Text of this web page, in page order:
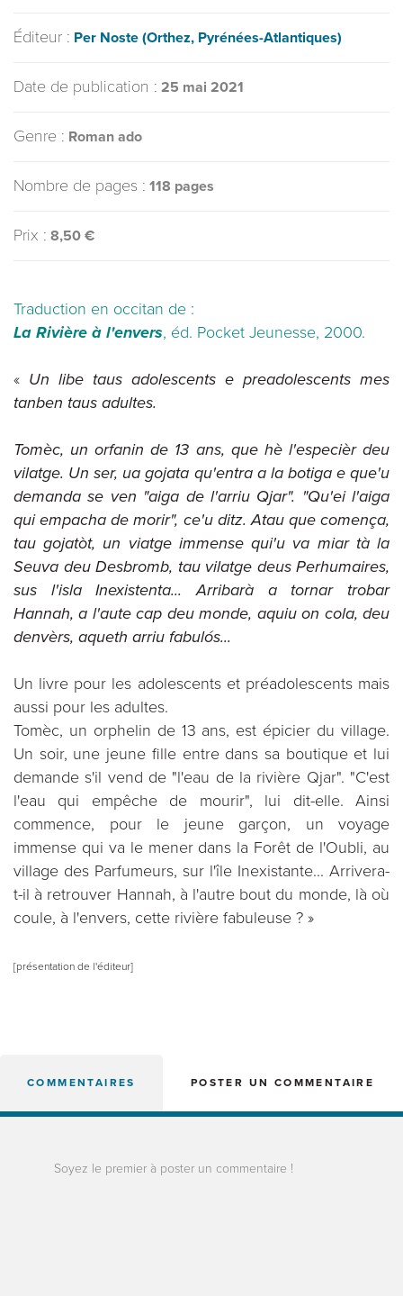
Éditeur : Per Noste (Orthez, Pyrénées-Atlantiques)
Date de publication : 25 mai 2021
Genre : Roman ado
Nombre de pages : 118 pages
Prix : 8,50 €
Traduction en occitan de :
La Rivière à l'envers, éd. Pocket Jeunesse, 2000.
« Un libe taus adolescents e preadolescents mes
tanben taus adultes.
Tomèc, un orfanin de 13 ans, que hè l'especièr deu
vilatge. Un ser, ua gojata qu'entra a la botiga e que'u
demanda se ven "aiga de l'arriu Qjar". "Qu'ei l'aiga
qui empacha de morir", ce'u ditz. Atau que comença,
tau gojatòt, un viatge immense qui'u va miar tà la
Seuva deu Desbromb, tau vilatge deus Perhumaires,
sus l'isla Inexistenta... Arribarà a tornar trobar
Hannah, a l'aute cap deu monde, aquiu on cola, deu
denvèrs, aqueth arriu fabulós...
Un livre pour les adolescents et préadolescents mais
aussi pour les adultes.
Tomèc, un orphelin de 13 ans, est épicier du village.
Un soir, une jeune fille entre dans sa boutique et lui
demande s'il vend de "l'eau de la rivière Qjar". "C'est
l'eau qui empêche de mourir", lui dit-elle. Ainsi
commence, pour le jeune garçon, un voyage
immense qui va le mener dans la Forêt de l'Oubli, au
village des Parfumeurs, sur l'île Inexistante... Arrivera-
t-il à retrouver Hannah, à l'autre bout du monde, là où
coule, à l'envers, cette rivière fabuleuse ? »
[présentation de l'éditeur]
COMMENTAIRES POSTER UN COMMENTAIRE
Soyez le premier à poster un commentaire !